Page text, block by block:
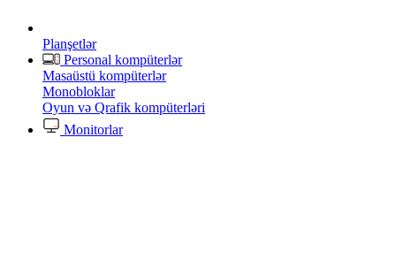
Planşetlər
Personal kompüterlər
Masaüstü kompüterlər
Monobloklar
Oyun və Qrafik kompüterləri
Monitorlar